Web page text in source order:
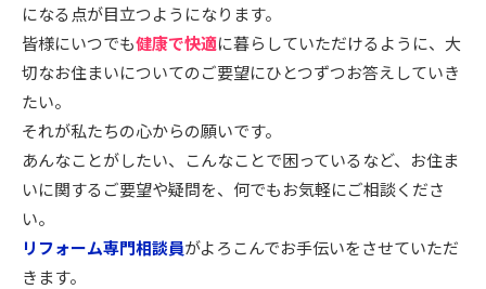
になる点が目立つようになります。
皆様にいつでも健康で快適に暮らしていただけるように、大
切なお住まいについてのご要望にひとつずつお答えしていき
たい。
それが私たちの心からの願いです。
あんなことがしたい、こんなことで困っているなど、お住ま
いに関するご要望や疑問を、何でもお気軽にご相談くださ
い。
リフォーム専門相談員がよろこんでお手伝いをさせていただ
きます。